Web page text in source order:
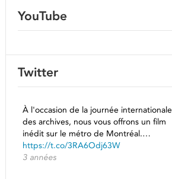
YouTube
Twitter
À l'occasion de la journée internationale
des archives, nous vous offrons un film
inédit sur le métro de Montréal.…
https://t.co/3RA6Odj63W
3 années